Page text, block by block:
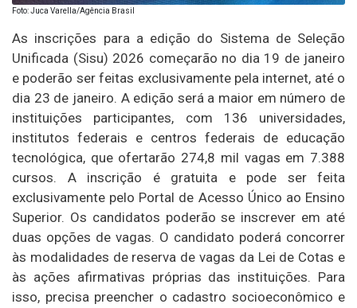
Foto: Juca Varella/Agência Brasil
As inscrições para a edição do Sistema de Seleção
Unificada (Sisu) 2026 começarão no dia 19 de janeiro
e poderão ser feitas exclusivamente pela internet, até o
dia 23 de janeiro. A edição será a maior em número de
instituições participantes, com 136 universidades,
institutos federais e centros federais de educação
tecnológica, que ofertarão 274,8 mil vagas em 7.388
cursos. A inscrição é gratuita e pode ser feita
exclusivamente pelo Portal de Acesso Único ao Ensino
Superior. Os candidatos poderão se inscrever em até
duas opções de vagas. O candidato poderá concorrer
às modalidades de reserva de vagas da Lei de Cotas e
às ações afirmativas próprias das instituições. Para
isso, precisa preencher o cadastro socioeconômico e